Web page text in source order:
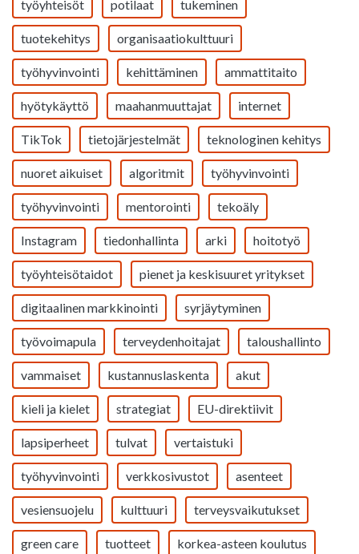
työyhteisöt potilaat tukeminen
tuotekehitys organisaatiokulttuuri
työhyvinvointi kehittäminen ammattitaito
hyötykäyttö maahanmuuttajat internet
TikTok tietojärjestelmät teknologinen kehitys
nuoret aikuiset algoritmit työhyvinvointi
työhyvinvointi mentorointi tekoäly
Instagram tiedonhallinta arki hoitotyö
työyhteisötaidot pienet ja keskisuuret yritykset
digitaalinen markkinointi syrjäytyminen
työvoimapula terveydenhoitajat taloushallinto
vammaiset kustannuslaskenta akut
kieli ja kielet strategiat EU-direktiivit
lapsiperheet tulvat vertaistuki
työhyvinvointi verkkosivustot asenteet
vesiensuojelu kulttuuri terveysvaikutukset
green care tuotteet korkea-asteen koulutus